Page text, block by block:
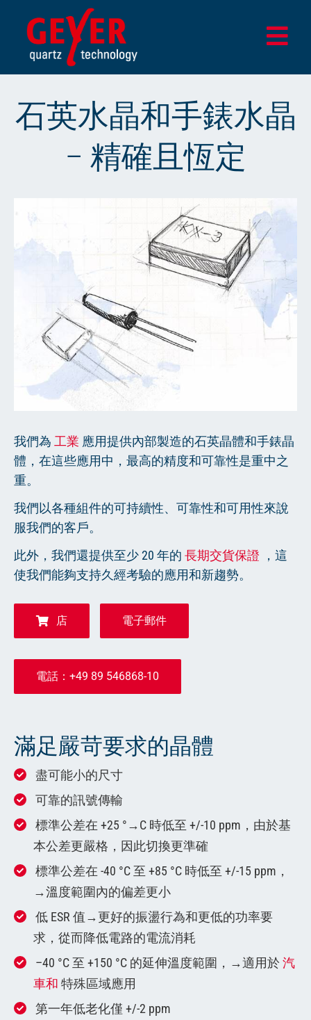
content
貨
設計與測試中心
企業
更新
繁體中文
石英水晶和手錶水晶
– 精確且恆定
我們為 工業 應用提供內部製造的石英晶體和手錶晶
體，在這些應用中，最高的精度和可靠性是重中之
重。
我們以各種組件的可持續性、可靠性和可用性來說
服我們的客戶。
此外，我們還提供至少 20 年的 長期交貨保證 ，這
使我們能夠支持久經考驗的應用和新趨勢。
店 電子郵件
電話：+49 89 546868-10
滿足嚴苛要求的晶體
盡可能小的尺寸
可靠的訊號傳輸
標準公差在 +25 °→C 時低至 +/-10 ppm，由於基
本公差更嚴格，因此切換更準確
標準公差在 -40 °C 至 +85 °C 時低至 +/-15 ppm，
→溫度範圍內的偏差更小
低 ESR 值→更好的振盪行為和更低的功率要
求，從而降低電路的電流消耗
–40 °C 至 +150 °C 的延伸溫度範圍，→適用於汽
車和 特殊區域應用
第一年低老化僅 +/-2 ppm